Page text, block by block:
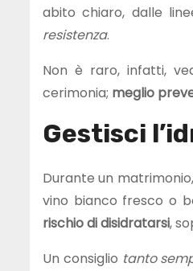
abito chiaro, dalle
resistenza.
Non è raro, infatti,
cerimonia; meglio
Gestisci
Durante un
vino bianco fresco o
rischio di disidratarsi,
Un consiglio tanto